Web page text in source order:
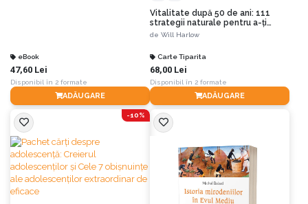
eBook
47,60 Lei
Disponibil în 2 formate
ADĂUGARE
Vitalitate după 50 de ani: 111
strategii naturale pentru a-ți
recăpăta mobilitatea, a evita
de Will Harlow
Carte Tiparita
68,00 Lei
Disponibil în 2 formate
ADĂUGARE
-10%